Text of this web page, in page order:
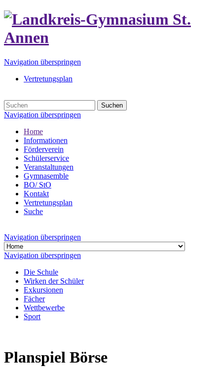
Navigation überspringen
Vertretungsplan
Suchen
Navigation überspringen
Home
Informationen
Förderverein
Schülerservice
Veranstaltungen
Gymnasemble
BO/ StO
Kontakt
Vertretungsplan
Suche
Navigation überspringen
Navigation überspringen
Die Schule
Wirken der Schüler
Exkursionen
Fächer
Wettbewerbe
Sport
Planspiel Börse